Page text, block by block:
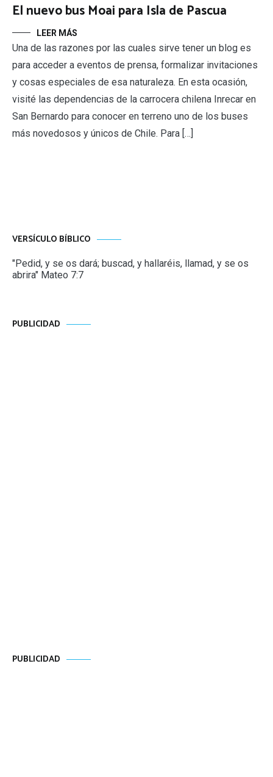
El nuevo bus Moai para Isla de Pascua
LEER MÁS
Una de las razones por las cuales sirve tener un blog es
para acceder a eventos de prensa, formalizar invitaciones
y cosas especiales de esa naturaleza. En esta ocasión,
visité las dependencias de la carrocera chilena Inrecar en
San Bernardo para conocer en terreno uno de los buses
más novedosos y únicos de Chile. Para […]
VERSÍCULO BÍBLICO
"Pedid, y se os dará; buscad, y hallaréis, llamad, y se os
abrira" Mateo 7:7
PUBLICIDAD
PUBLICIDAD